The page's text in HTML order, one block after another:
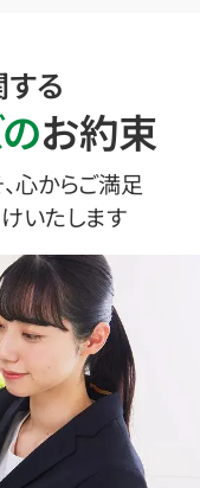
る
お約束
心からご満足
いたします